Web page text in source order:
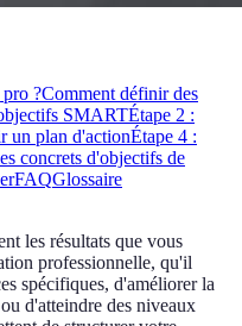
?Comment définir des
SMARTÉtape 2 :
un plan d'actionÉtape 4 :
concrets d'objectifs de
FAQGlossaire
les résultats que vous
professionnelle, qu'il
spécifiques, d'améliorer la
d'atteindre des niveaux